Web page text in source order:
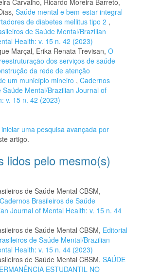
Carvalho, Ricardo Moreira Barreto,
Saúde mental e bem-estar integral
de diabetes mellitus tipo 2 ,
de Saúde Mental/Brazilian
Health: v. 15 n. 42 (2023)
Marçal, Erika Renata Trevisan, O
dos serviços de saúde
da rede de atenção
um município mineiro , Cadernos
Saúde Mental/Brazilian Journal of
v. 15 n. 42 (2023)
iniciar uma pesquisa avançada por
artigo.
lidos pelo mesmo(s)
de Saúde Mental CBSM,
Cadernos Brasileiros de Saúde
Journal of Mental Health: v. 15 n. 44
de Saúde Mental CBSM, Editorial
de Saúde Mental/Brazilian
Health: v. 15 n. 44 (2023)
de Saúde Mental CBSM, SAÚDE
ESTUDANTIL NO